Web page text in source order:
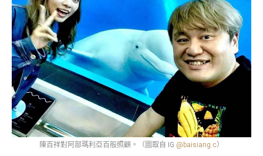
陳百祥對阿部瑪利亞百般照顧。（圖取自 IG @baisiang.c）